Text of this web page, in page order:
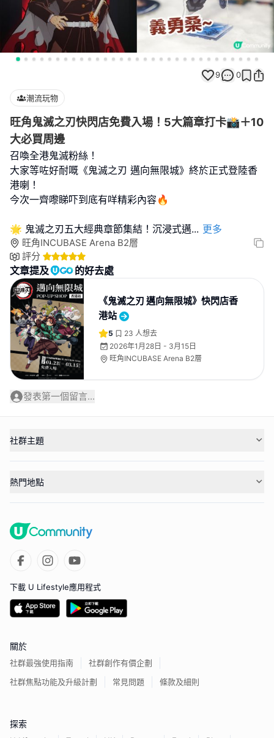
9 0
潮流玩物
旺角鬼滅之刃快閃店免費入場！5大篇章打卡📸＋10
大必買周邊
召喚全港鬼滅粉絲！
大家等咗好耐嘅《鬼滅之刃 邁向無限城》終於正式登陸香
港喇！
今次一齊嚟睇吓到底有咩精彩內容🔥
🌟 鬼滅之刃五大經典章節集結！沉浸式邁... 更多
旺角INCUBASE Arena B2層
評分
文章提及 的好去處
《鬼滅之刃 邁向無限城》快閃店香
港站
5 23 人想去
2026年1月28日 - 3月15日
旺角INCUBASE Arena B2層
發表第一個留言...
社群主題
熱門地點
下載 U Lifestyle應用程式
關於
社群最強使用指南
社群創作有價企劃
社群焦點功能及升級計劃
常見問題 條款及細則
探索